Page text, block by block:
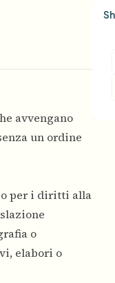
avvengano
un ordine
per i diritti alla
o
elabori o